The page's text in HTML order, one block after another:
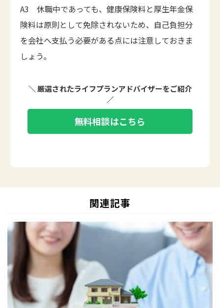
A3 休職中であっても、健康保険料と厚生年金保
険料は原則として免除されないため、自己負担分
を会社へ支払う必要がある点には注意しておきま
しょう。
＼ 厳選されたライフプランアドバイザーをご紹介
／
無料相談はこちら
関連記事